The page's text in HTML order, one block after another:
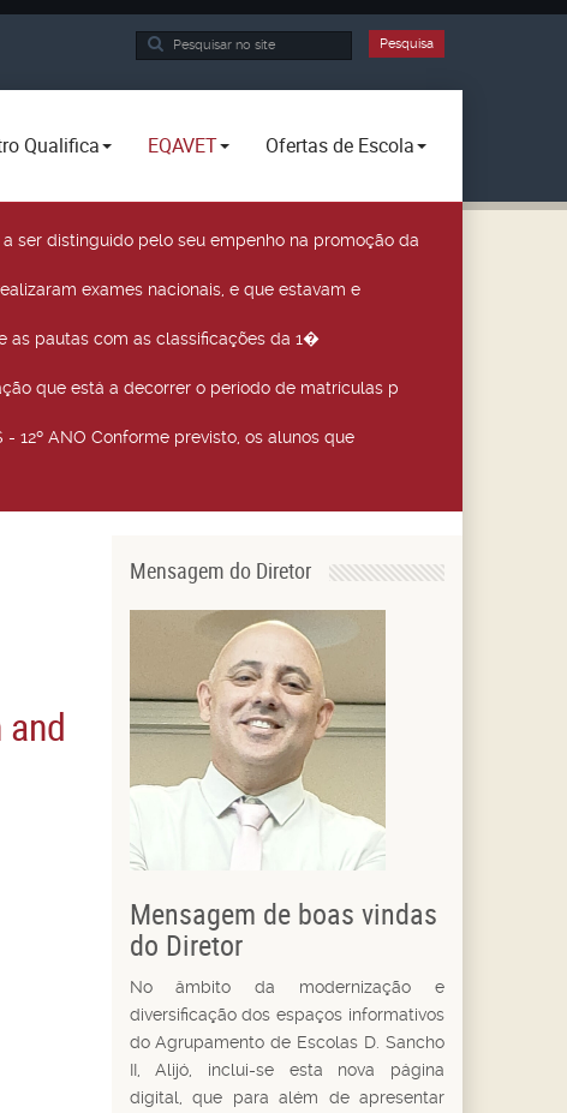
Pesquisa... Pesquisa
Qualifica EQAVET Ofertas de Escola
ser distinguido pelo seu empenho na promoção da
exames nacionais, e que estavam e
as pautas com as classificações da 1�
que está a decorrer o período de matrículas p
- 12º ANO Conforme previsto, os alunos que
Mensagem do Diretor
Mensagem de boas vindas
do Diretor
No âmbito da modernização e
diversificação dos espaços informativos
do Agrupamento de Escolas D. Sancho
II, Alijó, inclui-se esta nova página
digital, que para além de apresentar